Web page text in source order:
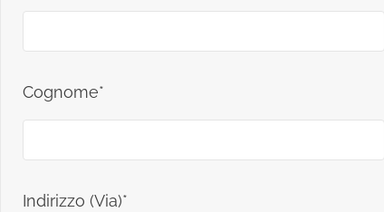
Cognome*
Indirizzo (Via)*